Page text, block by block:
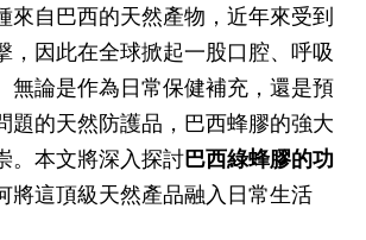
來自巴西的天然產物，近年來受到
，因此在全球掀起一股口腔、呼吸
無論是作為日常保健補充，還是預
題的天然防護品，巴西蜂膠的強大
。本文將深入探討巴西綠蜂膠的功
將這頂級天然產品融入日常生活